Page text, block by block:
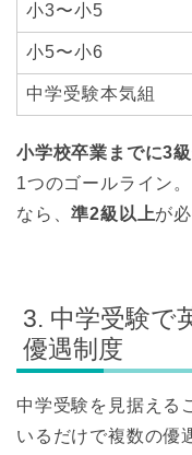
小3〜小5
小5〜小6
中学受験本気組
小学校卒業までに3
1つのゴールライン
なら、準2級以上が
3. 中学受験で
優遇制度
中学受験を見据える
いるだけで複数の優